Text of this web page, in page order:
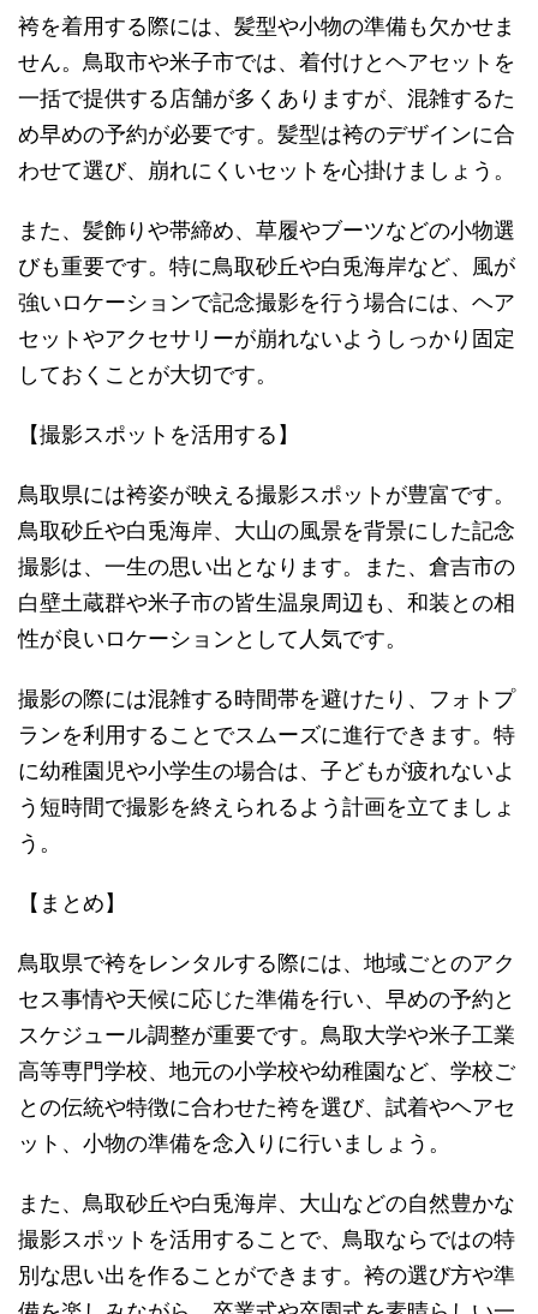
袴を着用する際には、髪型や小物の準備も欠かせま
せん。鳥取市や米子市では、着付けとヘアセットを
一括で提供する店舗が多くありますが、混雑するた
め早めの予約が必要です。髪型は袴のデザインに合
わせて選び、崩れにくいセットを心掛けましょう。
また、髪飾りや帯締め、草履やブーツなどの小物選
びも重要です。特に鳥取砂丘や白兎海岸など、風が
強いロケーションで記念撮影を行う場合には、ヘア
セットやアクセサリーが崩れないようしっかり固定
しておくことが大切です。
【撮影スポットを活用する】
鳥取県には袴姿が映える撮影スポットが豊富です。
鳥取砂丘や白兎海岸、大山の風景を背景にした記念
撮影は、一生の思い出となります。また、倉吉市の
白壁土蔵群や米子市の皆生温泉周辺も、和装との相
性が良いロケーションとして人気です。
撮影の際には混雑する時間帯を避けたり、フォトプ
ランを利用することでスムーズに進行できます。特
に幼稚園児や小学生の場合は、子どもが疲れないよ
う短時間で撮影を終えられるよう計画を立てましょ
う。
【まとめ】
鳥取県で袴をレンタルする際には、地域ごとのアク
セス事情や天候に応じた準備を行い、早めの予約と
スケジュール調整が重要です。鳥取大学や米子工業
高等専門学校、地元の小学校や幼稚園など、学校ご
との伝統や特徴に合わせた袴を選び、試着やヘアセ
ット、小物の準備を念入りに行いましょう。
また、鳥取砂丘や白兎海岸、大山などの自然豊かな
撮影スポットを活用することで、鳥取ならではの特
別な思い出を作ることができます。袴の選び方や準